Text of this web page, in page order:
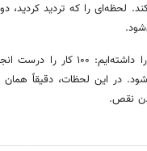
لحظه‌ای را که تردید کردید،
درمانگران می‌گویند همه ما
در این لحظات، دقیقاً
نقص.